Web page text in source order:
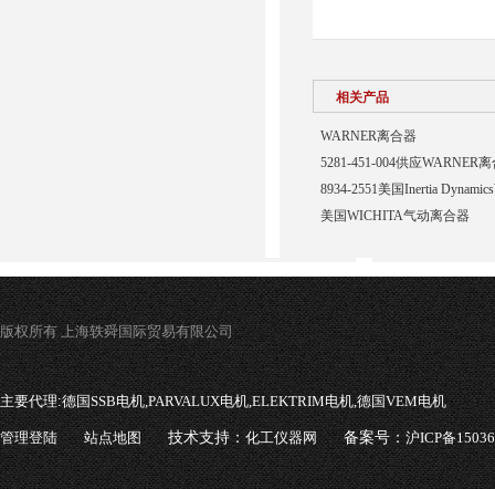
相关产品
WARNER离合器
5281-451-004供应WARNER
8934-2551美国Inertia
美国WICHITA气动离合器
版权所有 上海轶舜国际贸易有限公司
主要代理:德国SSB电机,PARVALUX电机,ELEKTRIM电机,德国VEM电机
管理登陆 站点地图 技术支持：化工仪器网 备案号：沪ICP备